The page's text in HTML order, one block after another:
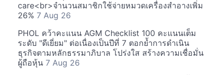
care<br>จำนวนสมาชิกใช้จ่ายหมวดเครื่องสำอางเพิ่ม
26% 7 Aug 26
PHOL คว้าคะแนน AGM Checklist 100 คะแนนเต็ม
ระดับ "ดีเยี่ยม" ต่อเนื่องเป็นปีที่ 7 ตอกย้ำการดำเนิน
ธุรกิจตามหลักธรรมาภิบาล โปร่งใส สร้างความเชื่อมั่น
ผู้ถือหุ้น 7 Aug 26